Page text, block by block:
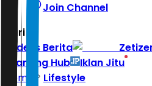
Join Channel
Hari ini
Indeks Berita
Learning Hub
Iklan Jitu
Home
Lifestyle